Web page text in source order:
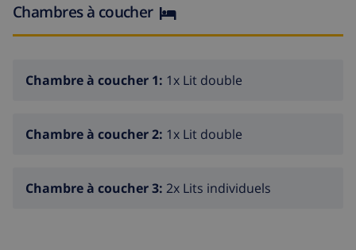
Chambres à coucher
Chambre à coucher 1: 1x Lit double
Chambre à coucher 2: 1x Lit double
Chambre à coucher 3: 2x Lits individuels